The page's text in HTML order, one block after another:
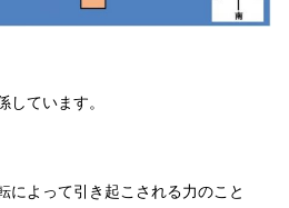
しています。
によって引き起こされる力のこと